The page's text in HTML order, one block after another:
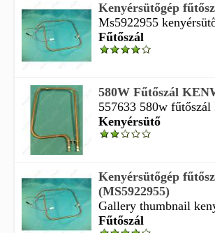
Kenyérsütőgép
Ms5922955
Fűtőszál
580W Fűtőszál
557633 580w
Kenyérsütő
Kenyérsütőgép
(MS5922955)
Gallery thumbnail
Fűtőszál